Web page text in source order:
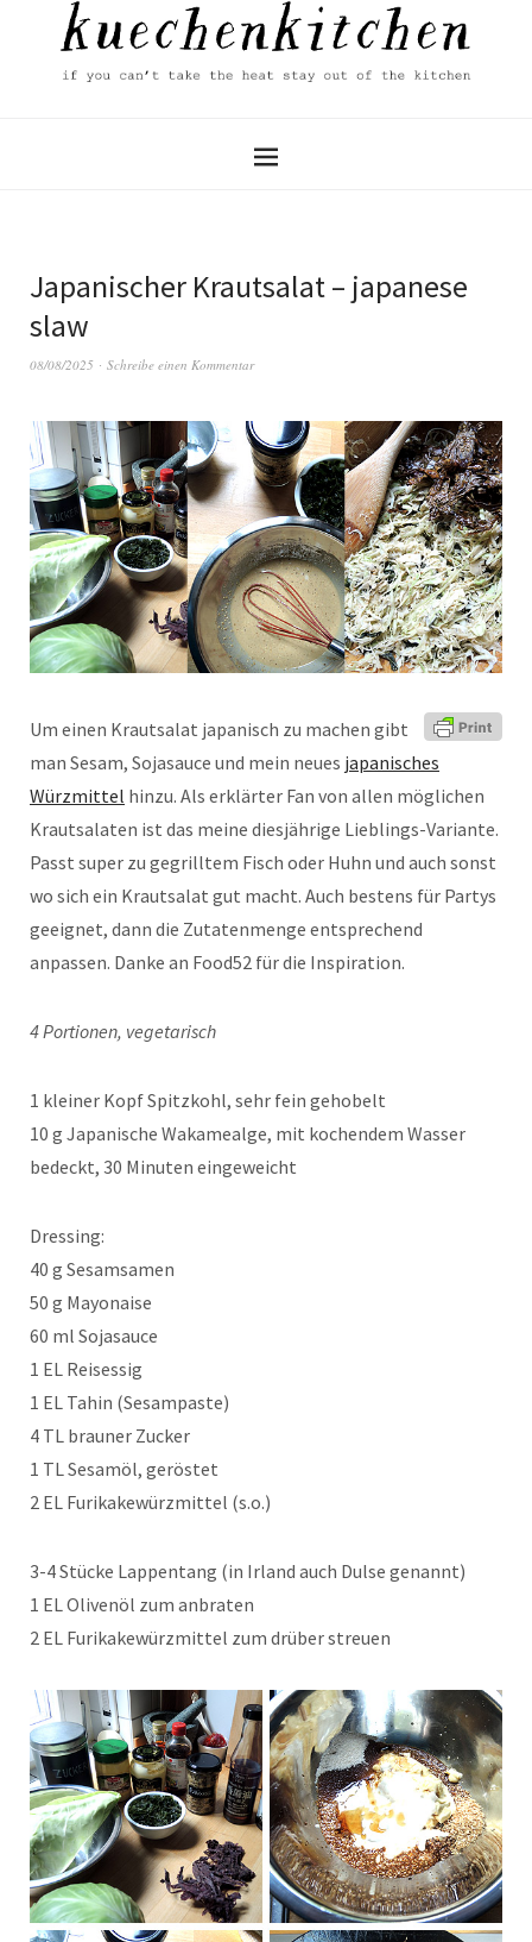
Japanischer Krautsalat – japanese
slaw
08/08/2025 Schreibe einen Kommentar
Um einen Krautsalat japanisch zu machen gibt
man Sesam, Sojasauce und mein neues japanisches
Würzmittel hinzu. Als erklärter Fan von allen möglichen
Krautsalaten ist das meine diesjährige Lieblings-Variante.
Passt super zu gegrilltem Fisch oder Huhn und auch sonst
wo sich ein Krautsalat gut macht. Auch bestens für Partys
geeignet, dann die Zutatenmenge entsprechend
anpassen. Danke an Food52 für die Inspiration.
4 Portionen, vegetarisch
1 kleiner Kopf Spitzkohl, sehr fein gehobelt
10 g Japanische Wakamealge, mit kochendem Wasser
bedeckt, 30 Minuten eingeweicht
Dressing:
40 g Sesamsamen
50 g Mayonaise
60 ml Sojasauce
1 EL Reisessig
1 EL Tahin (Sesampaste)
4 TL brauner Zucker
1 TL Sesamöl, geröstet
2 EL Furikakewürzmittel (s.o.)
3-4 Stücke Lappentang (in Irland auch Dulse genannt)
1 EL Olivenöl zum anbraten
2 EL Furikakewürzmittel zum drüber streuen